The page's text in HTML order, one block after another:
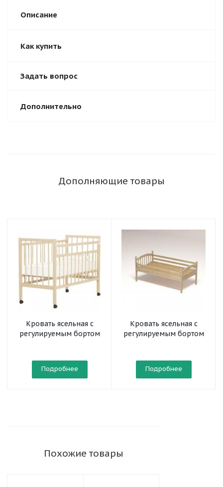
Описание
Как купить
Задать вопрос
Дополнительно
Дополняющие товары
Кровать ясельная с
регулируемым бортом
Подробнее
Кровать ясельная с
регулируемым бортом
Подробнее
Похожие товары